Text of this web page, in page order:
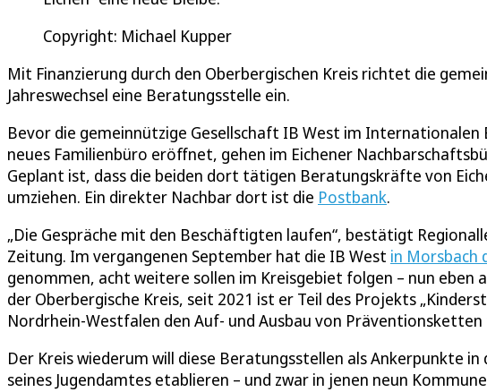
Copyright: Michael Kupper
Mit Finanzierung durch den Oberbergischen Kreis richtet die
Jahreswechsel eine Beratungsstelle ein.
Bevor die gemeinnützige Gesellschaft IB West im Internationalen
neues Familienbüro eröffnet, gehen im Eichener
Geplant ist, dass die beiden dort tätigen Beratungskräfte von
umziehen. Ein direkter Nachbar dort ist die Postbank.
„Die Gespräche mit den Beschäftigten laufen“, bestätigt
Zeitung. Im vergangenen September hat die IB West in Morsbach
genommen, acht weitere sollen im Kreisgebiet folgen – nun
der Oberbergische Kreis, seit 2021 ist er Teil des Projekts
Nordrhein-Westfalen den Auf- und Ausbau von
Der Kreis wiederum will diese Beratungsstellen als Ankerpunkte
seines Jugendamtes etablieren – und zwar in jenen neun